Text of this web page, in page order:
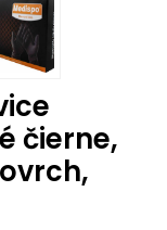
čierne,